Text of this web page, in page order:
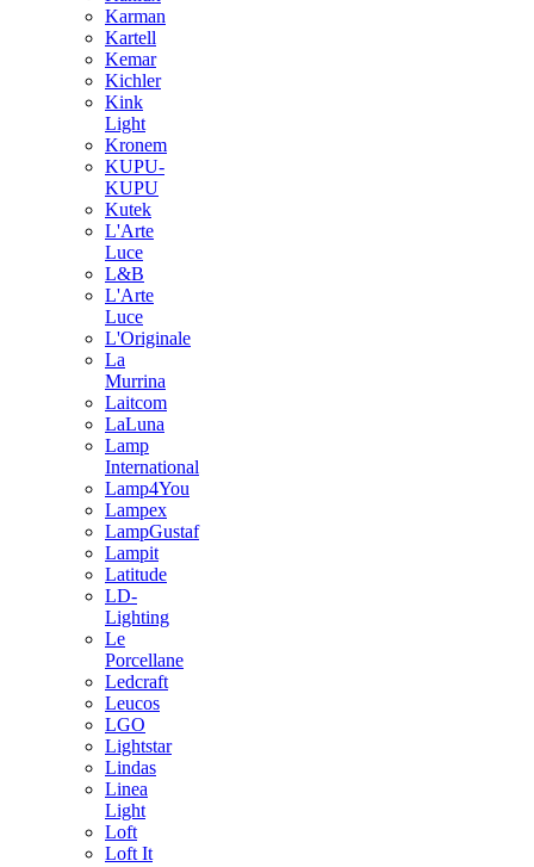
Karman
Kartell
Kemar
Kichler
Kink
Light
Kronem
KUPU-
KUPU
Kutek
L'Arte
Luce
L&B
L'Arte
Luce
L'Originale
La
Murrina
Laitcom
LaLuna
Lamp
International
Lamp4You
Lampex
LampGustaf
Lampit
Latitude
LD-
Lighting
Le
Porcellane
Ledcraft
Leucos
LGO
Lightstar
Lindas
Linea
Light
Loft
Loft It